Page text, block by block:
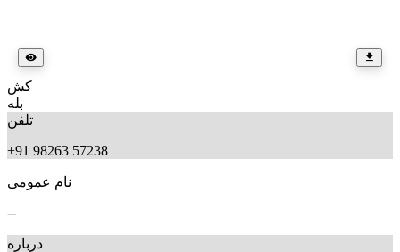
کش
بله
تلفن
+91 98263 57238
نام عمومی
--
درباره